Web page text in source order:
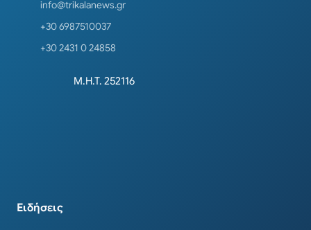
info@trikalanews.gr
+30 6987510037
+30 2431 0 24858
Μ.Η.Τ. 252116
Ειδήσεις